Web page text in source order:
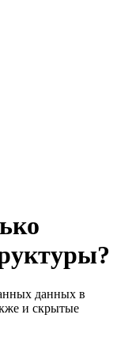
данных в
и скрытые